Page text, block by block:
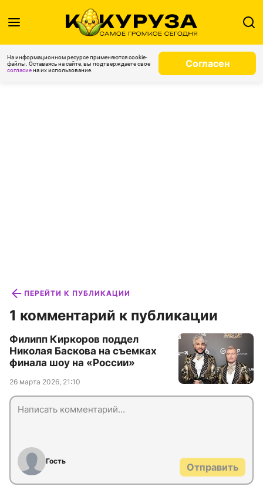
На информационном ресурсе применяются cookie-
файлы. Оставаясь на сайте, вы подтверждаете свое
согласиена их использование.
Согласен
ПЕРЕЙТИ К ПУБЛИКАЦИИ
1 комментарий к публикации
Филипп Киркоров поддел
Николая Баскова на съемках
финала шоу на «России»
26 марта 2026, 21:10
Гость
Отправить